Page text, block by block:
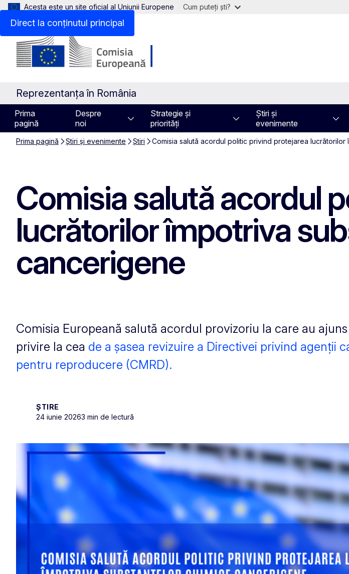
Direct la conținutul principal
Acesta este un site oficial al Uniunii Europene Cum puteți ști?
Reprezentanța în România
Prima
pagină
Despre
noi
Strategie și
priorități
Știri și
evenimente
Prima pagină Știri și evenimente Știri Comisia salută acordul politic privind protejarea
Comisia salută acordul
lucrătorilor împotriva
cancerigene
Comisia Europeană salută acordul provizoriu la care au
privire la cea de a șasea revizuire a Directivei privind agenții
pentru reproducere (CMRD).
ȘTIRE
24 iunie 20263 min de lectură